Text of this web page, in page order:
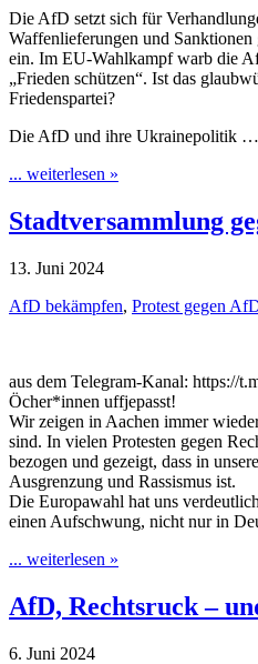
Die AfD setzt sich für
Waffenlieferungen und Sanktionen
ein. Im EU-Wahlkampf warb die
„Frieden schützen“. Ist das
Friedenspartei?
Die AfD und ihre Ukrainepolitik …
... weiterlesen »
Stadtversammlung
13. Juni 2024
AfD bekämpfen, Protest gegen
aus dem Telegram-Kanal: https://
Öcher*innen uffjepasst!
Wir zeigen in Aachen immer
sind. In vielen Protesten gegen
bezogen und gezeigt, dass in
Ausgrenzung und Rassismus ist.
Die Europawahl hat uns
einen Aufschwung, nicht nur in
... weiterlesen »
AfD, Rechtsruck –
6. Juni 2024